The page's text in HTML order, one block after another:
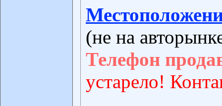
(не на
Телефон
устарело!